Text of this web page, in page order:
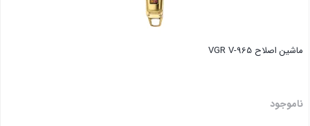
ماشین اصلاح VGR V-965
ناموجود